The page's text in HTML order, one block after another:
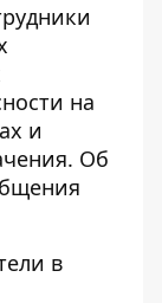
на
и
Об
в